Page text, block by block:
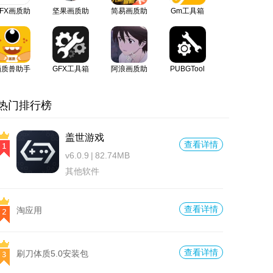
画质助
坚果画质助
简易画质助
Gm工具箱
兽助手
GFX工具箱
阿浪画质助
PUBGTool
门排行榜
盖世游戏
v6.0.9 | 82.74MB
其他软件
查看详情
​淘应用 查看详情
刷刀体质5.0安装包 查看详情